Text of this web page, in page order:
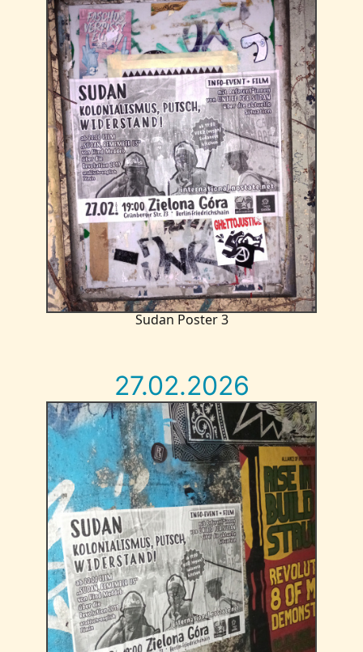
Sudan Poster 3
27.02.2026